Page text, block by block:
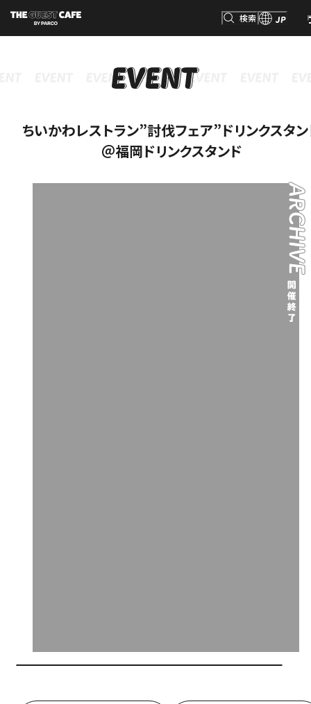
検索 JP
検索
INFORMATION RESERVATION
ちいかわレストラン”討伐フェア”ドリンクスタ
＠福岡ドリンクスタンド